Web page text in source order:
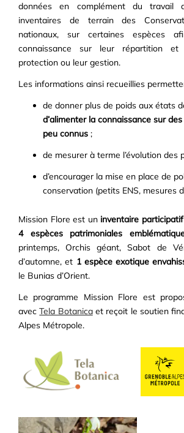
données en complément du travail
inventaires de terrain des
nationaux, sur certaines espèces
connaissance sur leur répartition
protection ou leur gestion.
Les informations ainsi recueillies
de donner plus de poids aux états
d’alimenter la connaissance sur
peu connus ;
de mesurer à terme l’évolution des
d’encourager la mise en place de
conservation (petits ENS, mesures
Mission Flore est uninventaire participatif
4 espèces patrimoniales
printemps, Orchis géant, Sabot de
d’automne, et 1 espèce exotique
le Bunias d’Orient.
Le programme Mission Flore est
avecTela Botanicaet reçoit le soutien
Alpes Métropole.